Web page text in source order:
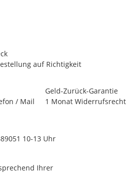
auf Richtigkeit
/ Mail
Geld-Zurück-Garantie
1 Monat Widerrufsrecht
10-13 Uhr
Ihrer